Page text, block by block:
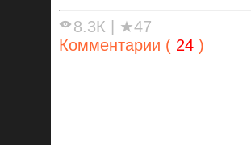
8.3К | ★47
Комментарии ( 24 )